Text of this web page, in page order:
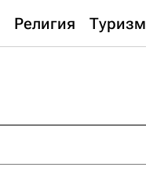
Религия Туризм